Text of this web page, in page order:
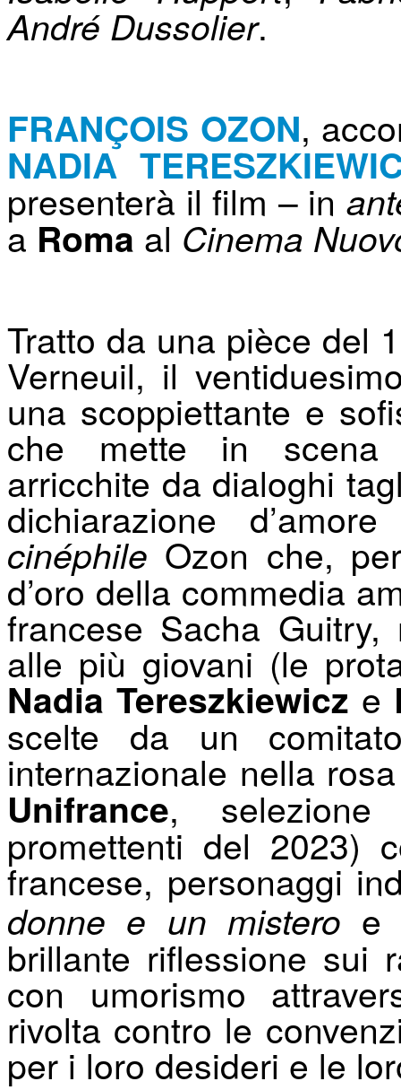
André Dussolier.
FRANÇOIS OZON,
NADIA
presenterà il film – in
a Roma al Cinema
Tratto da una pièce del
Verneuil, il
una scoppiettante e
che mette in scena
arricchite da dialoghi
dichiarazione
cinéphile Ozon che,
d’oro della commedia
francese Sacha
alle più giovani (le
Nadia Tereszkiewicz e
scelte da un
internazionale nella
Unifrance,
promettenti del 2023)
francese, personaggi
donne e un mistero
brillante riflessione sui
con umorismo
rivolta contro le
per i loro desideri e le